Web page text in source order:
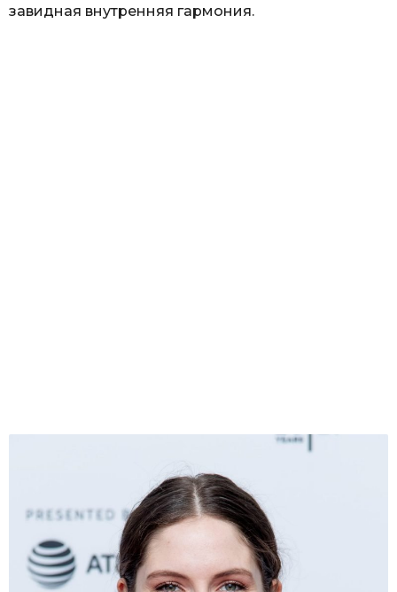
завидная внутренняя гармония.